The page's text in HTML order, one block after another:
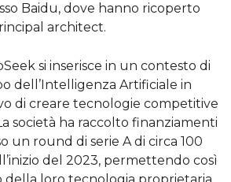
Baidu, dove hanno ricoperto
architect.
si inserisce in un contesto di
dell’Intelligenza Artificiale in
di creare tecnologie competitive
società ha raccolto finanziamenti
un round di serie A di circa 100
del 2023, permettendo così